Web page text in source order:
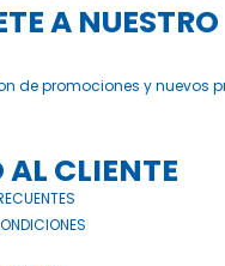
A NUESTRO
de promociones y nuevos
AL CLIENTE